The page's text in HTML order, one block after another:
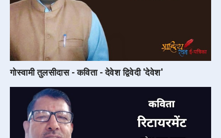
गोस्वामी तुलसीदास - कविता - देवेश द्विवेदी 'देवेश'